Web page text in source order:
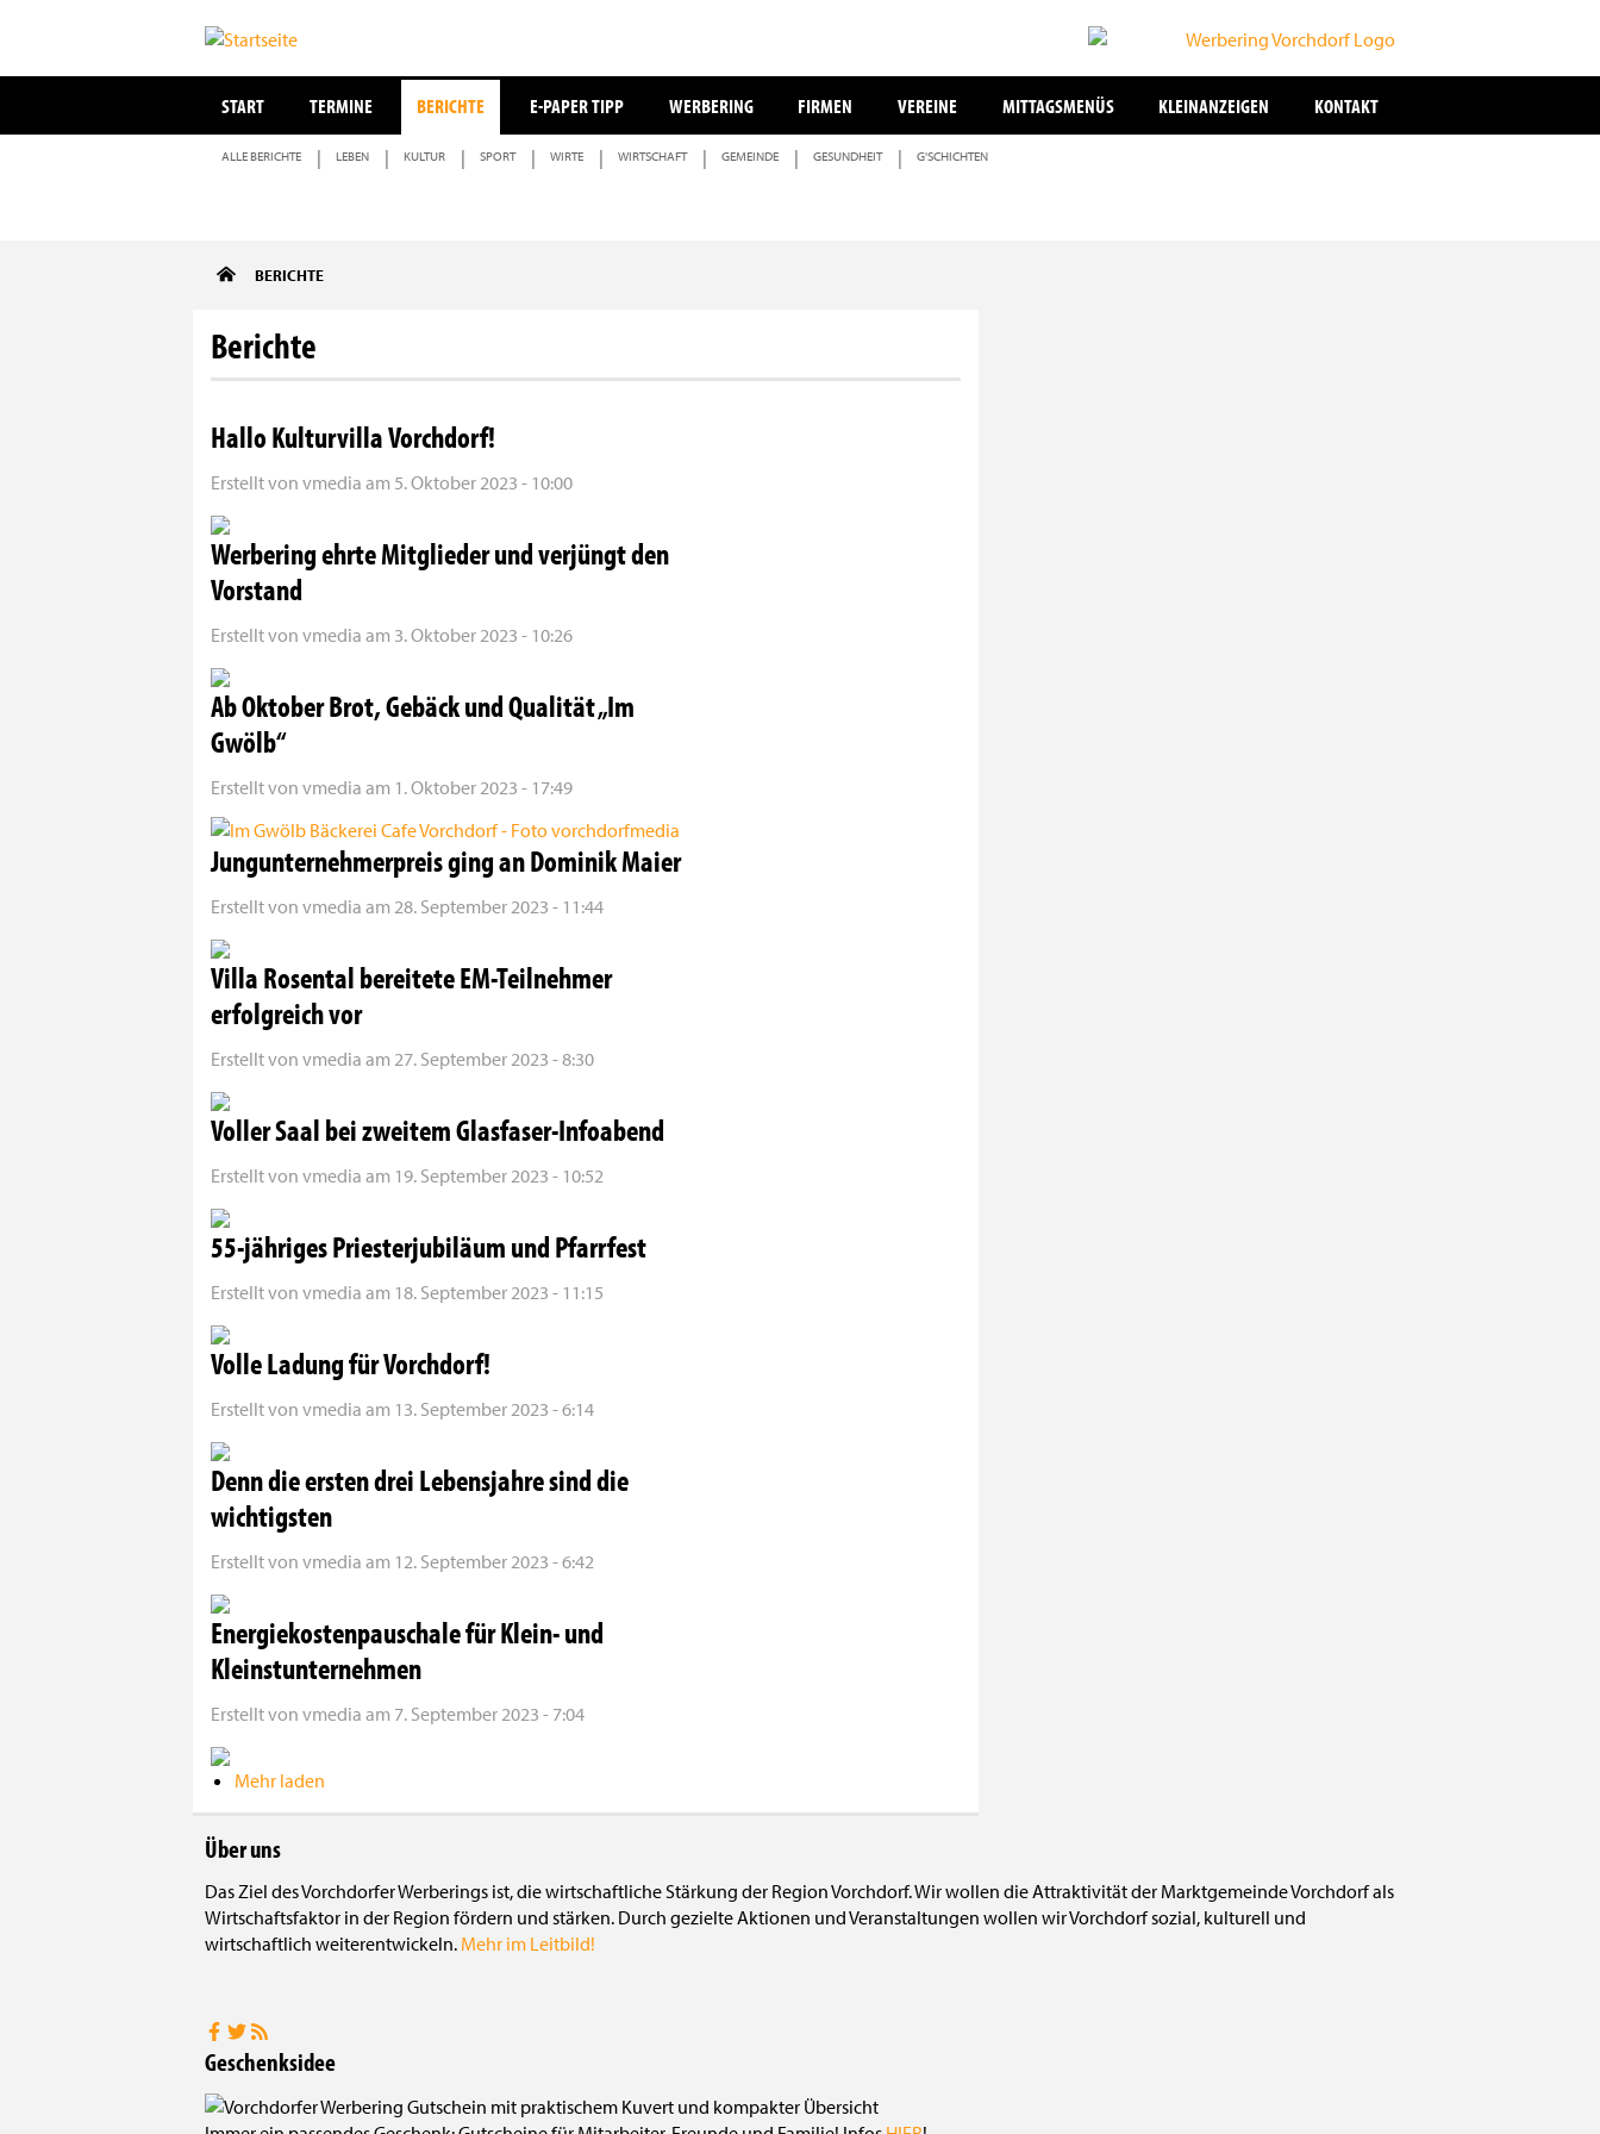
START TERMINE BERICHTE
ALLE BERICHTE LEBEN KULTUR SPORT WIRTE WIRTSCHAFT GEMEINDE GESUNDHEIT G'SCHICHTEN
E-PAPER TIPP WERBERING FIRMEN VEREINE MITTAGSMENÜS KLEINANZEIGEN KONTAKT
BERICHTE
Berichte
Hallo Kulturvilla Vorchdorf!
Erstellt von vmedia am 5. Oktober 2023 - 10:00
Werbering ehrte Mitglieder und verjüngt den
Vorstand
Erstellt von vmedia am 3. Oktober 2023 - 10:26
Ab Oktober Brot, Gebäck und Qualität „Im
Gwölb“
Erstellt von vmedia am 1. Oktober 2023 - 17:49
Jungunternehmerpreis ging an Dominik Maier
Erstellt von vmedia am 28. September 2023 - 11:44
Villa Rosental bereitete EM-Teilnehmer
erfolgreich vor
Erstellt von vmedia am 27. September 2023 - 8:30
Voller Saal bei zweitem Glasfaser-Infoabend
Erstellt von vmedia am 19. September 2023 - 10:52
55-jähriges Priesterjubiläum und Pfarrfest
Erstellt von vmedia am 18. September 2023 - 11:15
Volle Ladung für Vorchdorf!
Erstellt von vmedia am 13. September 2023 - 6:14
Denn die ersten drei Lebensjahre sind die
wichtigsten
Erstellt von vmedia am 12. September 2023 - 6:42
Energiekostenpauschale für Klein- und
Kleinstunternehmen
Erstellt von vmedia am 7. September 2023 - 7:04
Mehr laden
Über uns
Das Ziel des Vorchdorfer Werberings ist, die wirtschaftliche Stärkung der Region Vorchdorf. Wir wollen die Attraktivität der Marktgemeinde Vorchdorf als
Wirtschaftsfaktor in der Region fördern und stärken. Durch gezielte Aktionen und Veranstaltungen wollen wir Vorchdorf sozial, kulturell und
wirtschaftlich weiterentwickeln. Mehr im Leitbild!
Geschenksidee